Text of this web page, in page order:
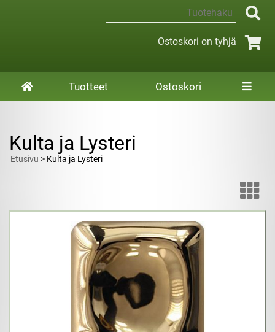
Ostoskori on tyhjä
Tuotteet Ostoskori
Kulta ja Lysteri
Etusivu > Kulta ja Lysteri